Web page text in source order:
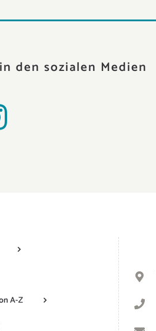
den sozialen Medien
A-Z